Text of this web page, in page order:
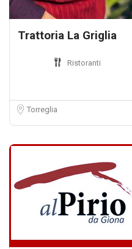
Trattoria La Griglia
Ristoranti
Torreglia